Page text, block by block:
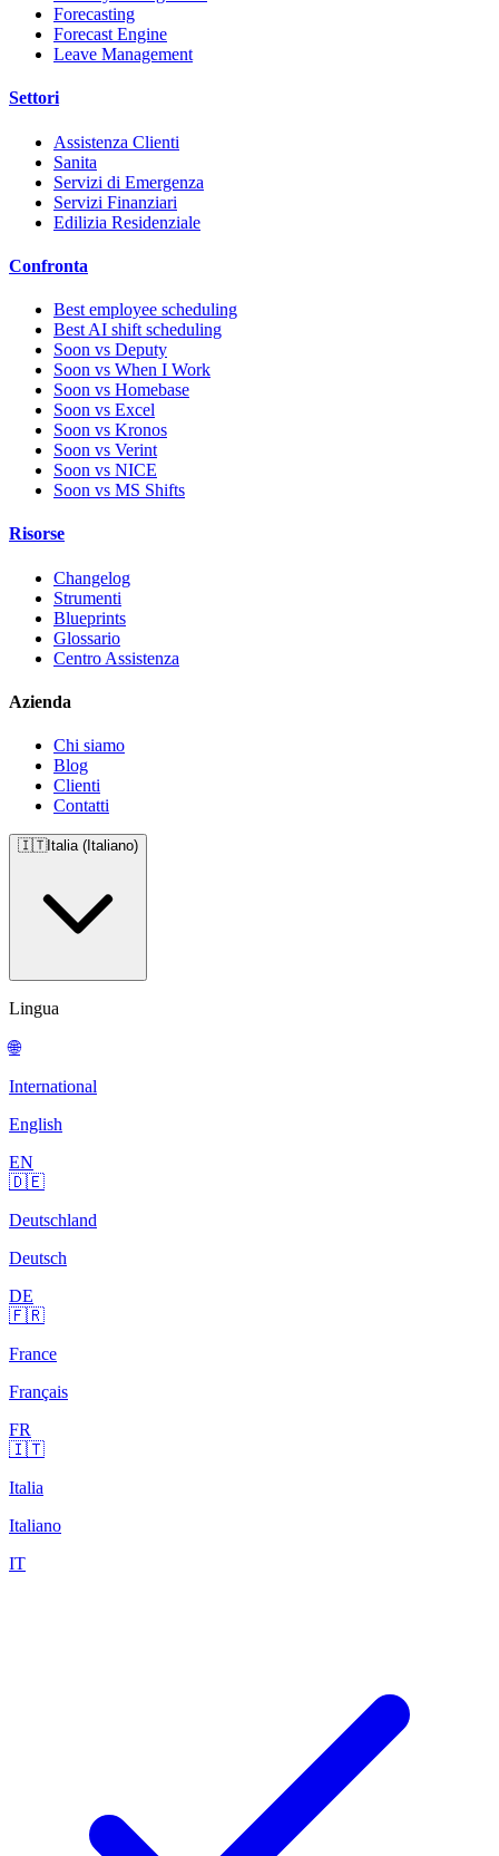
Forecasting
Forecast Engine
Leave Management
Settori
Assistenza Clienti
Sanita
Servizi di Emergenza
Servizi Finanziari
Edilizia Residenziale
Confronta
Best employee scheduling
Best AI shift scheduling
Soon vs Deputy
Soon vs When I Work
Soon vs Homebase
Soon vs Excel
Soon vs Kronos
Soon vs Verint
Soon vs NICE
Soon vs MS Shifts
Risorse
Changelog
Strumenti
Blueprints
Glossario
Centro Assistenza
Azienda
Chi siamo
Blog
Clienti
Contatti
🇮🇹Italia (Italiano)
Lingua
🌐
International
English
EN
🇩🇪
Deutschland
Deutsch
DE
🇫🇷
France
Français
FR
🇮🇹
Italia
Italiano
IT